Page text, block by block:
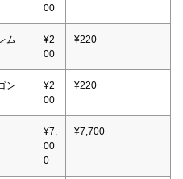
00
ム
¥2
00
¥220
ン
¥2
00
¥220
¥7,
00
0
¥7,700